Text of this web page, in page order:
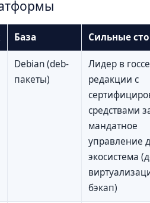
База Сильные
Debian (deb-
пакеты)
Лидер в
редакции с
средствами
мандатное
управление
экосистема
бэкап)